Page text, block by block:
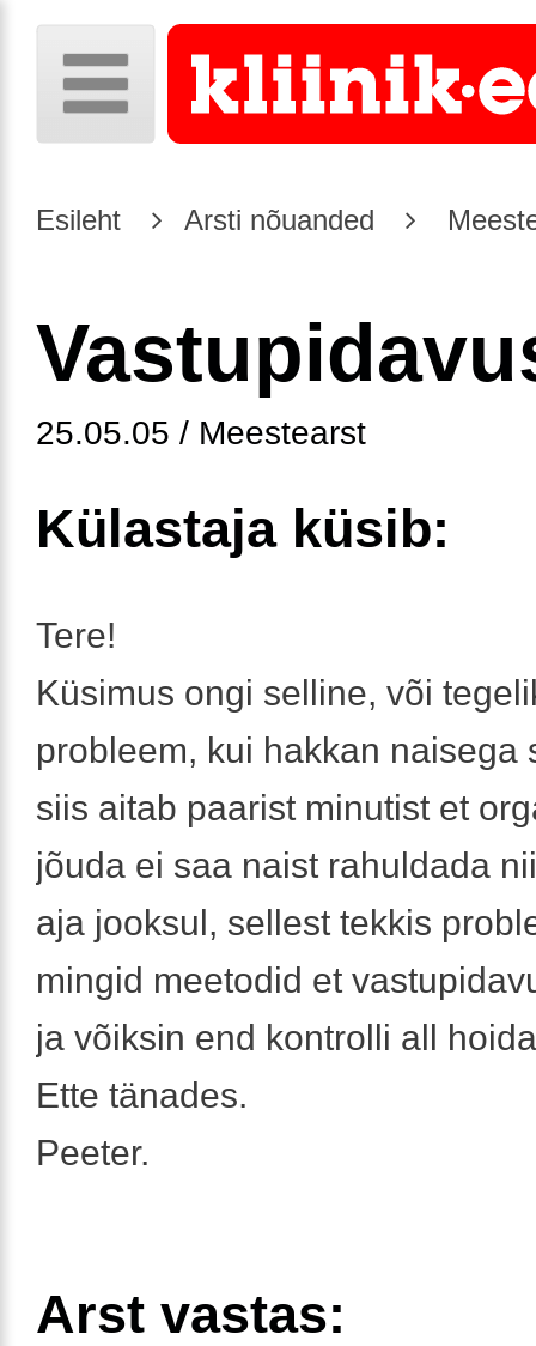
Esileht Arsti nõuanded
25.05.05 / Meestearst
Külastaja küsib:
Tere!
Küsimus ongi selline, või
probleem, kui hakkan naisega
siis aitab paarist minutist et
jõuda ei saa naist rahuldada
aja jooksul, sellest tekkis
mingid meetodid et
ja võiksin end kontrolli all
Ette tänades.
Peeter.
Arst vastas: